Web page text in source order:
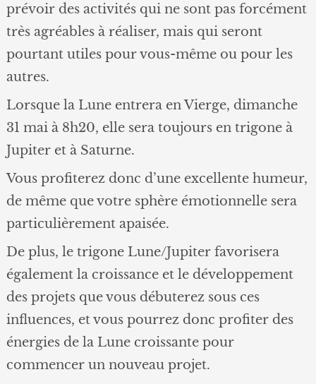
prévoir des activités qui ne sont pas forcément
très agréables à réaliser, mais qui seront
pourtant utiles pour vous-même ou pour les
autres.
Lorsque la Lune entrera en Vierge, dimanche
31 mai à 8h20, elle sera toujours en trigone à
Jupiter et à Saturne.
Vous profiterez donc d’une excellente humeur,
de même que votre sphère émotionnelle sera
particulièrement apaisée.
De plus, le trigone Lune/Jupiter favorisera
également la croissance et le développement
des projets que vous débuterez sous ces
influences, et vous pourrez donc profiter des
énergies de la Lune croissante pour
commencer un nouveau projet.